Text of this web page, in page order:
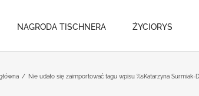
NAGRODA TISCHNERA ŻYCIORYS
/ Nie udało się zaimportować tagu wpisu %sKatarzyna Surmiak-